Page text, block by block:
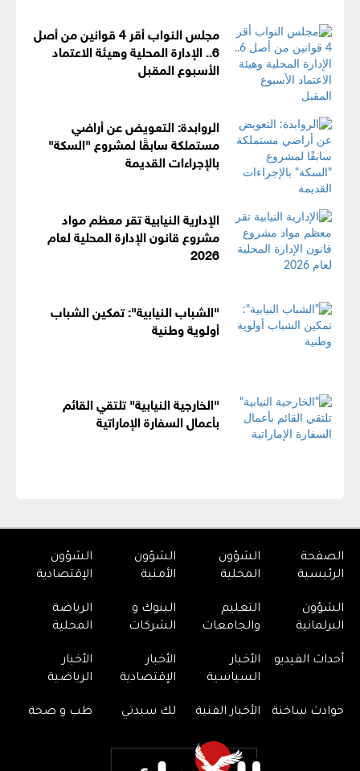
مجلس النواب أقر 4 قوانين من أصل
6.. الإدارة المحلية وهيئة الاعتماد
الأسبوع المقبل
الروابدة: التعويض عن أراضي
مستملكة سابقًا لمشروع "السكة"
بالإجراءات القديمة
الإدارية النيابية تقر معظم مواد
مشروع قانون الإدارة المحلية لعام
2026
"الشباب النيابية": تمكين الشباب
أولوية وطنية
"الخارجية النيابية" تلتقي القائم
بأعمال السفارة الإماراتية
الصفحة
الرئيسية
الشؤون
المحلية
الشؤون
الأمنية
الشؤون
الإقتصادية
الشؤون
البرلمانية
التعليم
والجامعات
البنوك و
الشركات
الرياضة
المحلية
أحداث الفيديو
الأخبار
السياسية
الأخبار
الإقتصادية
الأخبار
الرياضية
حوادث ساخنة الأخبار الفنية لك سيدتي طب و صحة